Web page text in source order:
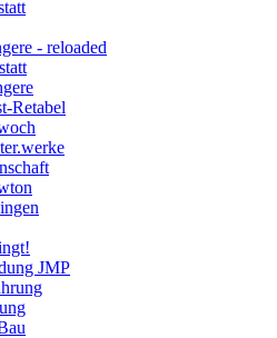
- reloaded
Retabel
JMP